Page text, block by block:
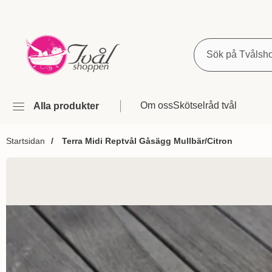
Sök
Alla produkter Om ossSkötselråd tvål
Startsidan Terra Midi Reptvål Gåsägg Mullbär/Citron